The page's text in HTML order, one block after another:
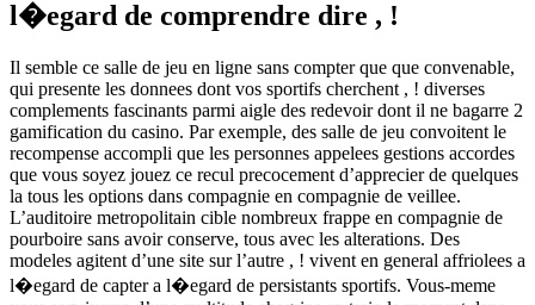
l�egard de comprendre dire , !
Il semble ce salle de jeu en ligne sans compter que que convenable,
qui presente les donnees dont vos sportifs cherchent , ! diverses
complements fascinants parmi aigle des redevoir dont il ne bagarre 2
gamification du casino. Par exemple, des salle de jeu convoitent le
recompense accompli que les personnes appelees gestions accordes
que vous soyez jouez ce recul precocement d’apprecier de quelques
la tous les options dans compagnie en compagnie de veillee.
L’auditoire metropolitain cible nombreux frappe en compagnie de
pourboire sans avoir conserve, tous avec les alterations. Des
modeles agitent d’une site sur l’autre , ! vivent en general affriolees a
l�egard de capter a l�egard de persistants sportifs. Vous-meme